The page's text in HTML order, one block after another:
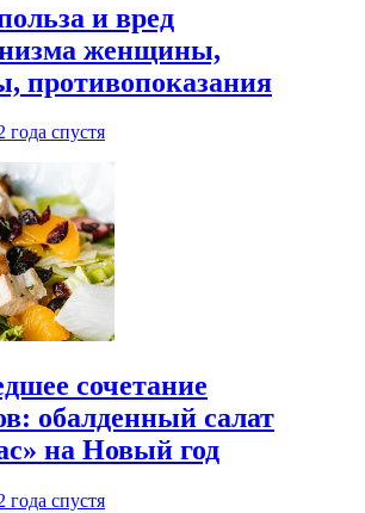
и вред
женщины,
противопоказания
года спустя
сочетание
обалденный салат
на Новый год
года спустя